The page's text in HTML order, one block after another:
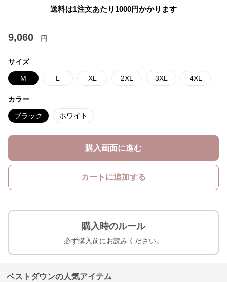
送料は1注文あたり 1000円かかります
9,060 円
サイズ
M L XL 2XL 3XL 4XL
カラー
ブラック ホワイト
購入画面に進む
カートに追加する
購入時のルール
必ず購入前にお読みください。
ベストダウンの人気アイテム